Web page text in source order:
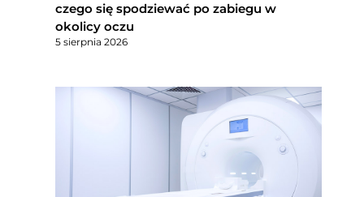
czego się spodziewać po zabiegu w
okolicy oczu
5 sierpnia 2026